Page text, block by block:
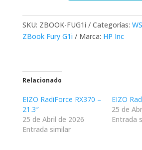
SKU: ZBOOK-FUG1i Categorías:
ZBook Fury G1i
Marca: HP Inc
Relacionado
EIZO RadiForce RX370 –
21.3″
25 de Abril de 2026
Entrada similar
EIZO
25 de
Entrada